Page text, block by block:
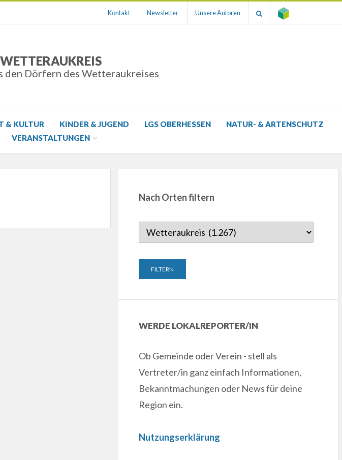
Kontakt Newsletter Unsere Autoren
den Dörfern des Wetteraukreises
& KULTUR KINDER & JUGEND LGS OBERHESSEN
NATUR- & ARTENSCHUTZ
VERANSTALTUNGEN
Nach Orten filtern
WERDE LOKALREPORTER/IN
Ob Gemeinde oder Verein - stell als
Vertreter/in ganz einfach Informationen,
Bekanntmachungen oder News für deine
Region ein.
Nutzungserklärung